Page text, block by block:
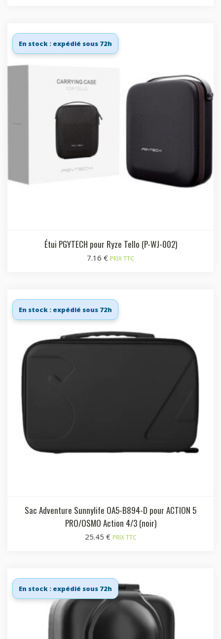
En stock : expédié sous 72h
Étui PGYTECH pour Ryze Tello (P-WJ-002)
7.16 € PRIX TTC
En stock : expédié sous 72h
Sac Adventure Sunnylife OA5-B894-D pour ACTION 5
PRO/OSMO Action 4/3 (noir)
25.45 € PRIX TTC
En stock : expédié sous 72h